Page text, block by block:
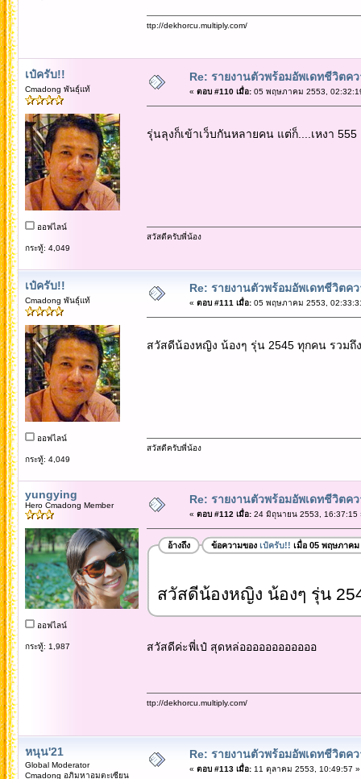
ttp://dekhorcu.multiply.com/
เป๋ครับ!!
Cmadong พันธุ์แท้
ออฟไลน์
กระทู้: 4,049
Re: รายงานตัวพร้อมอัพเดทชีวิตค
« ตอบ #110 เมื่อ:05 พฤษภาคม 2553,
รุ่นลุงก็เข้าเว็บกันหลายคน แต่ก็....เหงา 555
สวัสดีครับพี่น้อง
เป๋ครับ!!
Cmadong พันธุ์แท้
ออฟไลน์
กระทู้: 4,049
Re: รายงานตัวพร้อมอัพเดทชีวิตค
« ตอบ #111 เมื่อ:05 พฤษภาคม 2553,
สวัสดีน้องหญิง น้องๆ รุ่น 2545 ทุกคน รวมถึ
สวัสดีครับพี่น้อง
yungying
Hero Cmadong Member
ออฟไลน์
กระทู้: 1,987
Re: รายงานตัวพร้อมอัพเดทชีวิตค
« ตอบ #112 เมื่อ:24 มิถุนายน 2553, 16:37:15
อ้างถึง ข้อความของ เป๋ครับ!! เมื่อ 05 พฤษภาค
สวัสดีน้องหญิง น้องๆ รุ่น
สวัสดีค่ะพี่เป๋ สุดหล่ออออออออออออ
ttp://dekhorcu.multiply.com/
หนุน'21
Global Moderator
Cmadong อภิมหาอมตะเซียน
Re: รายงานตัวพร้อมอัพเดทชีวิตค
« ตอบ #113 เมื่อ:11 ตุลาคม 2553, 10:49:57 »